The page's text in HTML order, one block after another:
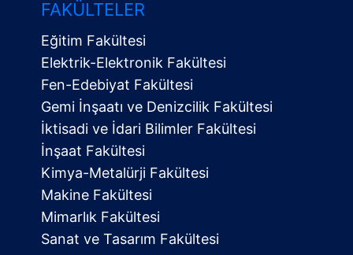
FAKÜLTELER
Eğitim Fakültesi
Elektrik-Elektronik Fakültesi
Fen-Edebiyat Fakültesi
Gemi İnşaatı ve Denizcilik Fakültesi
İktisadi ve İdari Bilimler Fakültesi
İnşaat Fakültesi
Kimya-Metalürji Fakültesi
Makine Fakültesi
Mimarlık Fakültesi
Sanat ve Tasarım Fakültesi